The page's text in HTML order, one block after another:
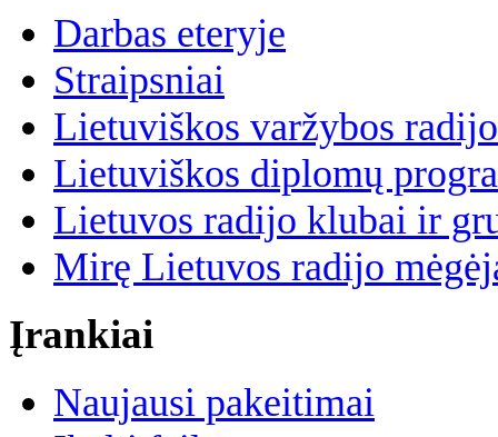
Darbas eteryje
Straipsniai
Lietuviškos varžybos
Lietuviškos diplomų
Lietuvos radijo klubai ir
Mirę Lietuvos radijo
Įrankiai
Naujausi pakeitimai